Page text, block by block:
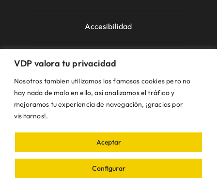
VDP valora tu privacidad
Nosotros tambien utilizamos las famosas cookies pero no
hay nada de malo en ello, así analizamos el tráfico y
mejoramos tu experiencia de navegación, ¡gracias por
visitarnos!.
Configurar
Aceptar
Accesibilidad
Política de Cookies
Política de Privacidad
© VDP 2000 - 2026 •Ayuntamiento de Villanueva
Villanueva de Perales | Madrid • Todos los